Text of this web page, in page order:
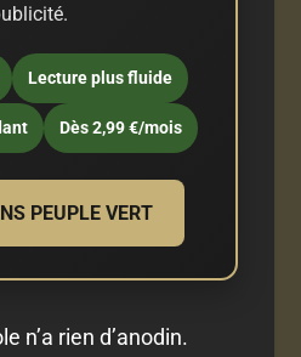
Lecture plus fluide
Dès 2,99 €/mois
PEUPLE VERT
n’a rien d’anodin.